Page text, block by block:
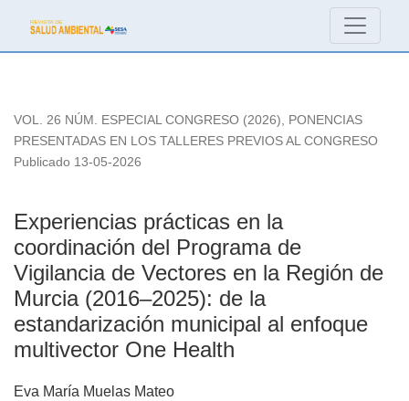
Experiencias prácticas en la coordinación del Programa
VOL. 26 NÚM. ESPECIAL CONGRESO (2026), PONENCIAS
PRESENTADAS EN LOS TALLERES PREVIOS AL CONGRESO
Experiencias prácticas en la
coordinación del Programa de
Vigilancia de Vectores en la Región de
Murcia (2016–2025): de la
estandarización municipal al enfoque
multivector One Health
Publicado 13-05-2026
Eva María Muelas Mateo